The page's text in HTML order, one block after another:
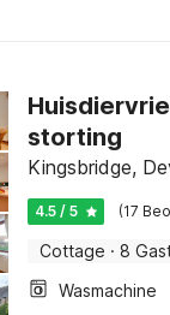
storting
Kingsbridge,
4.5 / 5 (17
Cottage · 8
Wasmachine